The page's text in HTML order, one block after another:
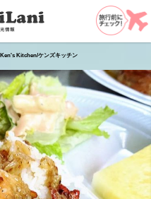
Ken's Kitchen/ケンズキッチン